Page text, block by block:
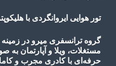
تور هوایی ایروانگردی با
گروه ترانسفری میرو در
مستغلات، ویلا و آپارتمان
حرفه‌ای با کادری مجرب و